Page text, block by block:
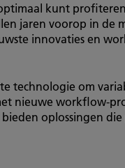
kunt
jaren voorop in de
innovaties en
technologie om
nieuwe workflow-
oplossingen die